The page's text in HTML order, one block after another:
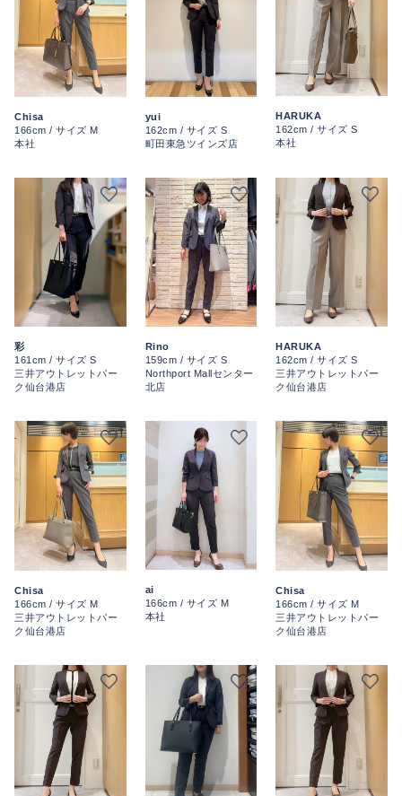
Chisa
166cm / サイズ M
本社
yui
162cm / サイズ S
町田東急ツインズ店
HARUKA
162cm / サイズ S
本社
彩
161cm / サイズ S
三井アウトレットパー
ク仙台港店
Rino
159cm / サイズ S
Northport Mallセンター
北店
HARUKA
162cm / サイズ S
三井アウトレットパー
ク仙台港店
Chisa
166cm / サイズ M
三井アウトレットパー
ク仙台港店
ai
166cm / サイズ M
本社
Chisa
166cm / サイズ M
三井アウトレットパー
ク仙台港店